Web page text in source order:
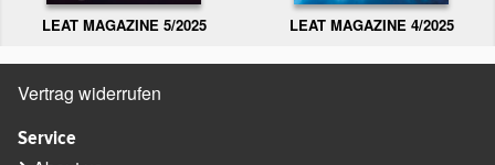
LEAT MAGAZINE 5/2025 LEAT MAGAZINE 4/2025
Vertrag widerrufen
Service